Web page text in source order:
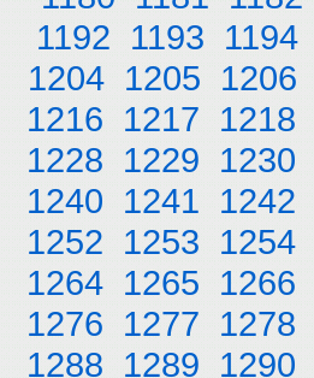
1192 1193 1194
1204 1205 1206
1216 1217 1218
1228 1229 1230
1240 1241 1242
1252 1253 1254
1264 1265 1266
1276 1277 1278
1288 1289 1290